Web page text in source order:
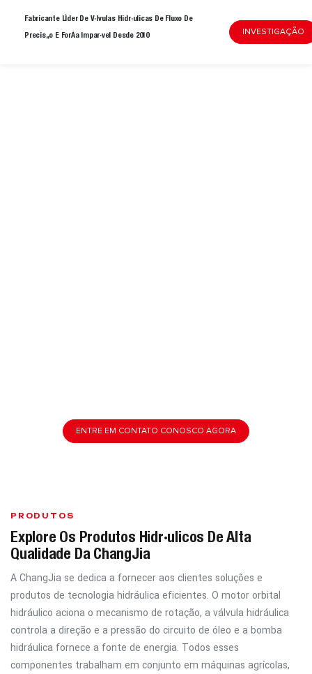
Fabricante Líder De Válvulas Hidráulicas De Fluxo De
Precisão E Força Imparável Desde 2010
INVESTIGAÇÃO
ENTRE EM CONTATO CONOSCO AGORA
PRODUTOS
Explore Os Produtos Hidráulicos De Alta
Qualidade Da ChangJia
A ChangJia se dedica a fornecer aos clientes soluções e
produtos de tecnologia hidráulica eficientes. O motor orbital
hidráulico aciona o mecanismo de rotação, a válvula hidráulica
controla a direção e a pressão do circuito de óleo e a bomba
hidráulica fornece a fonte de energia. Todos esses
componentes trabalham em conjunto em máquinas agrícolas,